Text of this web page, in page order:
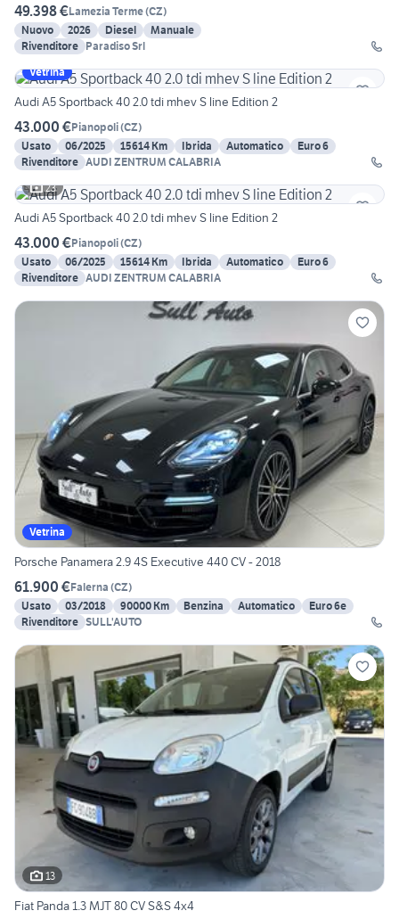
49.398 €Lamezia Terme(CZ)
Nuovo
2026 Diesel
Manuale
Rivenditore Paradiso Srl
Vetrina
Audi A5 Sportback 40 2.0 tdi mhev S line Edition 2
43.000 €Pianopoli(CZ)
Usato
06/2025 15614 Km Ibrida Automatico
Euro 6
Rivenditore AUDI ZENTRUM CALABRIA
23
Audi A5 Sportback 40 2.0 tdi mhev S line Edition 2
43.000 €Pianopoli(CZ)
Usato
06/2025 15614 Km Ibrida Automatico
Euro 6
Rivenditore AUDI ZENTRUM CALABRIA
Vetrina
Porsche Panamera 2.9 4S Executive 440 CV - 2018
61.900 €Falerna (CZ)
Usato
03/2018 90000 Km Benzina Automatico
Euro 6e
Rivenditore SULL'AUTO
13
Fiat Panda 1.3 MJT 80 CV S&S 4x4